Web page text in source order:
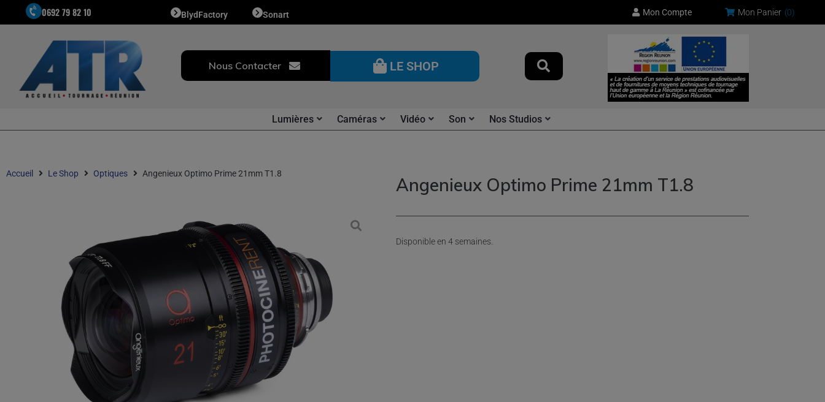
0692 79 82 10 BlydFactory Sonart Mon Compte Mon Panier (0)
Nous Contacter LE SHOP
Lumières Caméras Vidéo Son Nos Studios
Accueil Le Shop Optiques Angenieux Optimo Prime 21mm T1.8
Angenieux Optimo Prime 21mm T1.8
Disponible en 4 semaines.